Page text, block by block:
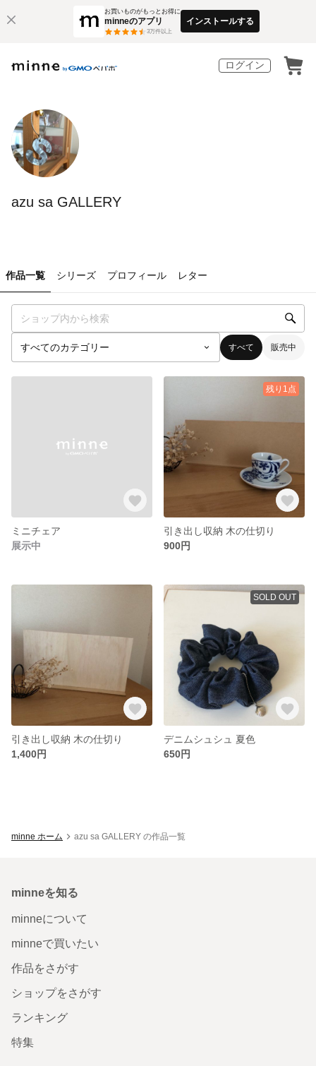
お買いものがもっとお得に
minneのアプリ
3万件以上
インストールする
ログイン
azu sa GALLERY
作品一覧 シリーズ プロフィール レター
すべて 販売中
ミニチェア
展示中
残り1点
引き出し収納 木の仕切り
900円
引き出し収納 木の仕切り
1,400円
SOLD OUT
デニムシュシュ 夏色
650円
minne ホーム azu sa GALLERY の作品一覧
minneを知る
minneについて
minneで買いたい
作品をさがす
ショップをさがす
ランキング
特集